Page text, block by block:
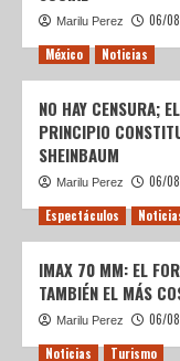
Marilu Perez 06/
México Noticias
NO HAY CENSURA;
PRINCIPIO
SHEINBAUM
Marilu Perez 06/
Espectáculos
IMAX 70 MM: EL
TAMBIÉN EL MÁS
Marilu Perez 06/
Noticias Turismo